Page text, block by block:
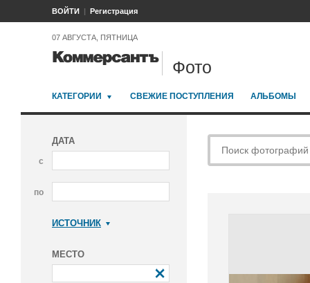
ВОЙТИ Регистрация
07 АВГУСТА, ПЯТНИЦА
Фото
КАТЕГОРИИ СВЕЖИЕ ПОСТУПЛЕНИЯ АЛЬБОМЫ
ДАТА
с
по
ИСТОЧНИК
МЕСТО